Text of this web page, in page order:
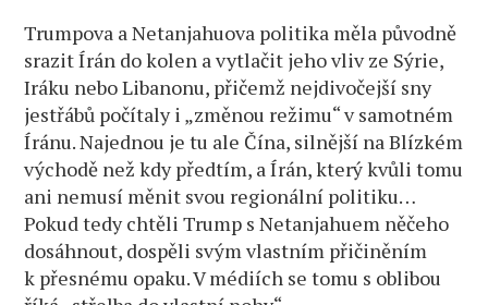
Trumpova a Netanjahuova politika měla původně
srazit Írán do kolen a vytlačit jeho vliv ze Sýrie,
Iráku nebo Libanonu, přičemž nejdivočejší sny
jestřábů počítaly i „změnou režimu“ v samotném
Íránu. Najednou je tu ale Čína, silnější na Blízkém
východě než kdy předtím, a Írán, který kvůli tomu
ani nemusí měnit svou regionální politiku…
Pokud tedy chtěli Trump s Netanjahuem něčeho
dosáhnout, dospěli svým vlastním přičiněním
k přesnému opaku. V médiích se tomu s oblibou